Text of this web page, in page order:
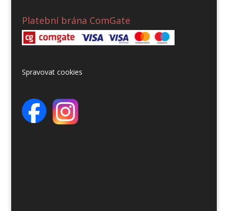
Platební brána ComGate
Spravovat cookies